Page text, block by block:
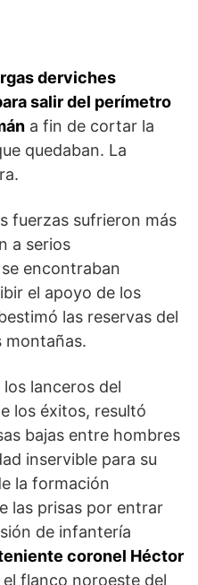
derviches
salir del perímetro
a fin de cortar la
quedaban. La
fuerzas sufrieron más
a serios
encontraban
el apoyo de los
las reservas del
montañas.
lanceros del
los éxitos, resultó
bajas entre hombres
inservible para su
la formación
las prisas por entrar
de infantería
coronel Héctor
el flanco noroeste del